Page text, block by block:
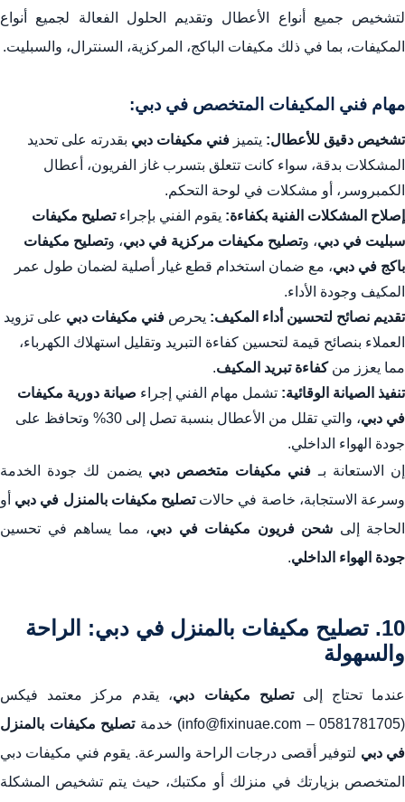
لتشخيص جميع أنواع الأعطال وتقديم الحلول الفعالة لجميع أنواع
المكيفات، بما في ذلك مكيفات الباكج، المركزية، السنترال، والسبليت.
مهام فني المكيفات المتخصص في دبي:
تشخيص دقيق للأعطال: يتميز فني مكيفات دبي بقدرته على تحديد
المشكلات بدقة، سواء كانت تتعلق بتسرب غاز الفريون، أعطال
الكمبروسر، أو مشكلات في لوحة التحكم.
إصلاح المشكلات الفنية بكفاءة: يقوم الفني بإجراءتصليح مكيفات
سبليت في دبي، وتصليح مكيفات مركزية في دبي، وتصليح مكيفات
باكج في دبي، مع ضمان استخدام قطع غيار أصلية لضمان طول عمر
المكيف وجودة الأداء.
تقديم نصائح لتحسين أداء المكيف: يحرص فني مكيفات دبي على تزويد
العملاء بنصائح قيمة لتحسين كفاءة التبريد وتقليل استهلاك الكهرباء،
مما يعزز منكفاءة تبريد المكيف.
تنفيذ الصيانة الوقائية: تشمل مهام الفني إجراء صيانة دورية مكيفات
في دبي
، والتي تقلل من الأعطال بنسبة تصل إلى 30% وتحافظ على
جودة الهواء الداخلي.
إن الاستعانة بـ فني مكيفات متخصص دبي يضمن لك جودة الخدمة
وسرعة الاستجابة، خاصة في حالاتتصليح مكيفات بالمنزل في دبي أو
الحاجة إلى شحن فريون مكيفات في دبي، مما يساهم في تحسين
جودة الهواء الداخلي.
10. تصليح مكيفات بالمنزل في دبي: الراحة
والسهولة
عندما تحتاج إلىتصليح مكيفات دبي، يقدم مركز معتمد فيكس
(0581781705 – info@fixinuae.com) خدمة
تصليح مكيفات بالمنزل
في دبي لتوفير أقصى درجات الراحة والسرعة. يقوم فني مكيفات دبي
المتخصص بزيارتك في منزلك أو مكتبك، حيث يتم تشخيص المشكلة